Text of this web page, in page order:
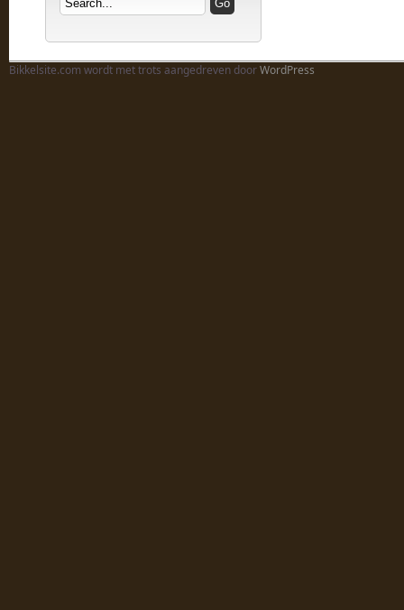
Bikkelsite.com wordt met trots aangedreven doorWordPress